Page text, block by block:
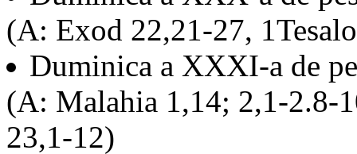
(A: Exod 22,21-27,
Duminica a XXXI-a de
(A: Malahia 1,14; 2,1-2.8-
23,1-12)